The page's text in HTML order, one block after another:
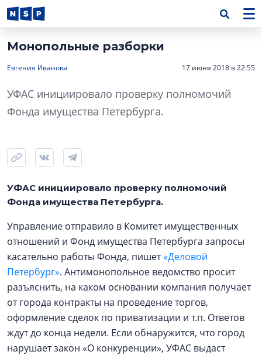
Монопольные разборки
Евгения Иванова 17 июня 2018 в 22:55
УФАС инициировало проверку полномочий
Фонда имущества Петербурга.
УФАС инициировало проверку полномочий
Фонда имущества Петербурга.
Управление отправило в Комитет имущественных
отношений и Фонд имущества Петербурга запросы
касательно работы Фонда, пишет«Деловой
Петербург». Антимонопольное ведомство просит
разъяснить, на каком основании компания получает
от города контракты на проведение торгов,
оформление сделок по приватизации и т.п. Ответов
ждут до конца недели. Если обнаружится, что город
нарушает закон «О конкуренции», УФАС выдаст